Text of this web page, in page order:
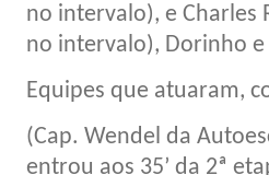
no intervalo), e Charles
no intervalo), Dorinho e
Equipes que atuaram,
(Cap. Wendel da
entrou aos 35’ da 2ª